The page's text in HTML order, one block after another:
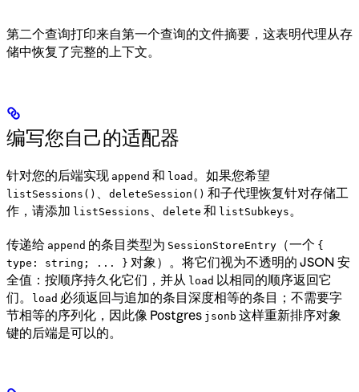
第二个查询打印来自第一个查询的文件摘要，这表明代理从存
储中恢复了完整的上下文。
编写您自己的适配器
针对您的后端实现 append 和 load 。如果您希望
listSessions() deleteSession() 和子代理恢复针对存储工
作，请添加 listSessions delete 和 listSubkeys 。
传递给 append 的条目类型为 SessionStoreEntry （一个 {
type: string; ... } 对象）。将它们视为不透明的 JSON 安
全值：按顺序持久化它们，并从 load 以相同的顺序返回它
们。
load 必须返回与追加的条目深度相等的条目；不需要字
节相等的序列化，因此像 Postgres jsonb 这样重新排序对象
键的后端是可以的。